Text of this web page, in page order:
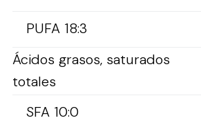
PUFA 18:3
Ácidos grasos, saturados
totales
SFA 10:0